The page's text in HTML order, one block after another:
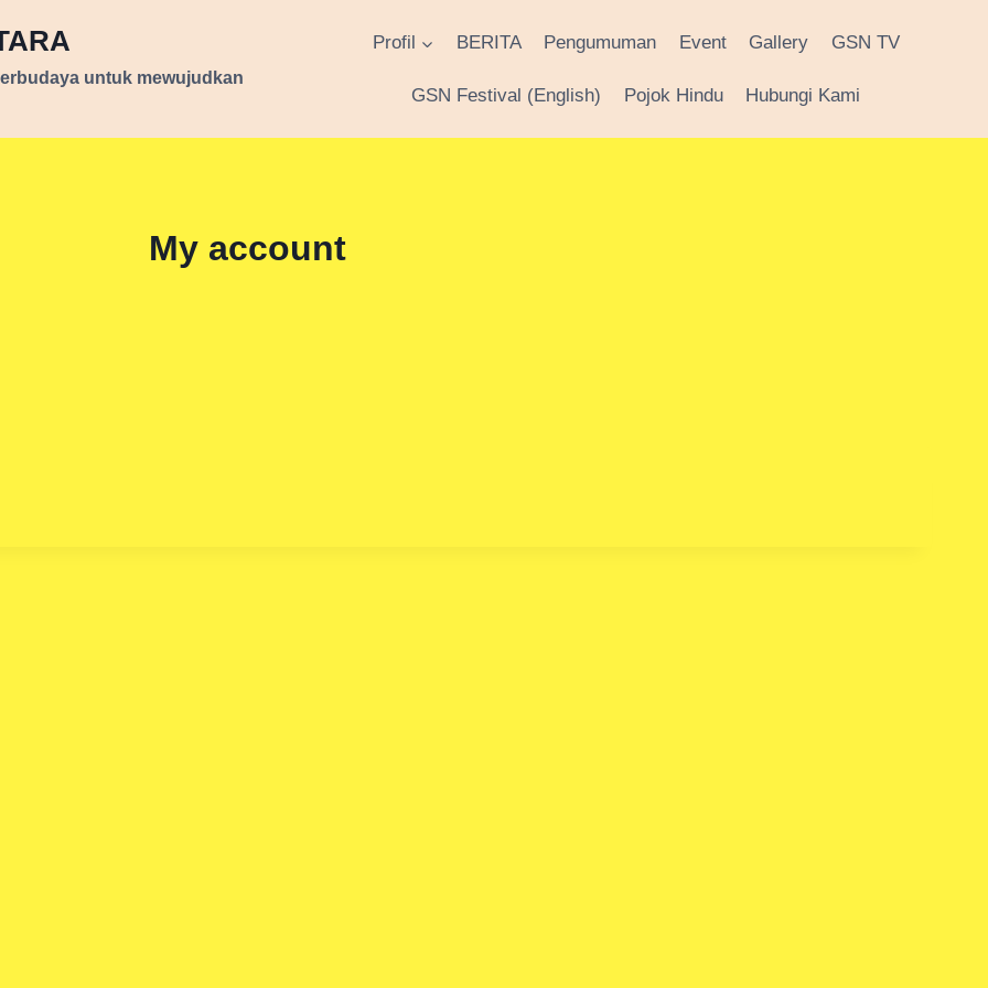
untuk mewujudkan
Profil BERITA Pengumuman Event Gallery GSN TV
GSN Festival (English) Pojok Hindu Hubungi Kami
My account